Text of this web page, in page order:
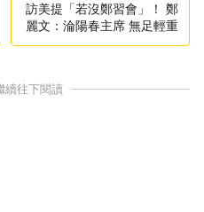
訪美提「若沒鄭習會」！ 鄭
麗文：淪陽春主席 無足輕重
續往下閱讀